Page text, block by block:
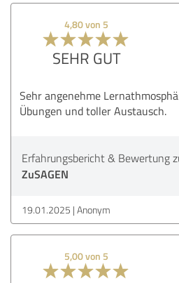
Durchführung
Methodik
Bewertung anzeigen
4,80 von 5
SEHR GUT
Sehr angenehme
Übungen und toller Austausch.
Erfahrungsbericht & Bewertung
ZuSAGEN
19.01.2025 Anonym
5,00 von 5